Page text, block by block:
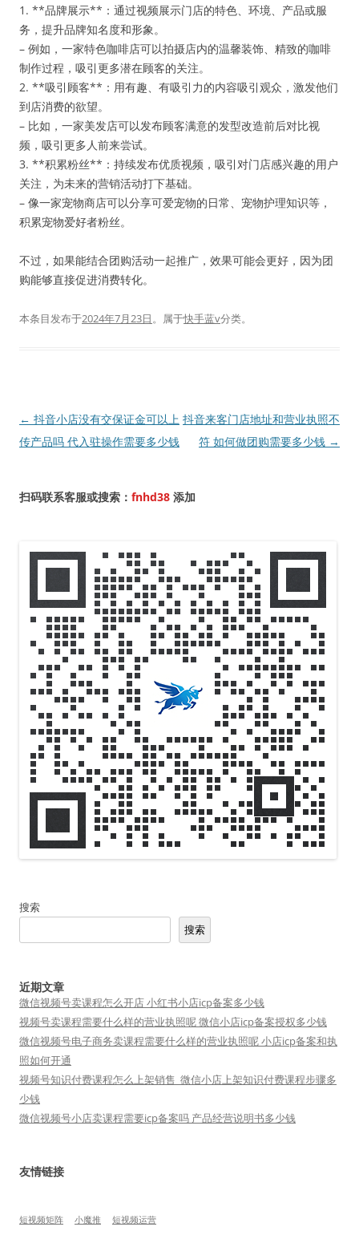
1. **品牌展示**：通过视频展示门店的特色、环境、产品或服
务，提升品牌知名度和形象。
– 例如，一家特色咖啡店可以拍摄店内的温馨装饰、精致的咖啡
制作过程，吸引更多潜在顾客的关注。
2. **吸引顾客**：用有趣、有吸引力的内容吸引观众，激发他们
到店消费的欲望。
– 比如，一家美发店可以发布顾客满意的发型改造前后对比视
频，吸引更多人前来尝试。
3. **积累粉丝**：持续发布优质视频，吸引对门店感兴趣的用户
关注，为未来的营销活动打下基础。
– 像一家宠物商店可以分享可爱宠物的日常、宠物护理知识等，
积累宠物爱好者粉丝。
不过，如果能结合团购活动一起推广，效果可能会更好，因为团
购能够直接促进消费转化。
本条目发布于2024年7月23日。属于快手蓝v分类。
文
章
← 抖音小店没有交保证金可以上
传产品吗 代入驻操作需要多少钱
抖音来客门店地址和营业执照不
符 如何做团购需要多少钱 →
扫码联系客服或搜索： fnhd38 添加
搜索
搜索
近期文章
微信视频号卖课程怎么开店 小红书小店icp备案多少钱
视频号卖课程需要什么样的营业执照呢 微信小店icp备案授权多少钱
微信视频号电子商务卖课程需要什么样的营业执照呢 小店icp备案和执
照如何开通
视频号知识付费课程怎么上架销售_微信小店上架知识付费课程步骤多
少钱
微信视频号小店卖课程需要icp备案吗 产品经营说明书多少钱
友情链接
短视频矩阵 小魔推 短视频运营